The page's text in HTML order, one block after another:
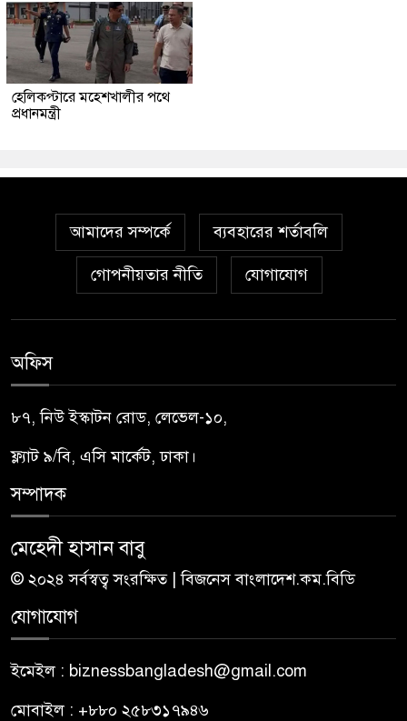
হেলিকপ্টারে মহেশখালীর পথে
প্রধানমন্ত্রী
আমাদের সম্পর্কে ব্যবহারের শর্তাবলি
গোপনীয়তার নীতি যোগাযোগ
অফিস
৮৭, নিউ ইস্কাটন রোড, লেভেল-১০,
ফ্ল্যাট ৯/বি, এসি মার্কেট, ঢাকা।
সম্পাদক
মেহেদী হাসান বাবু
© ২০২৪ সর্বস্বত্ব সংরক্ষিত | বিজনেস বাংলাদেশ.কম.বিডি
যোগাযোগ
ইমেইল : biznessbangladesh@gmail.com
মোবাইল : +৮৮০ ২৫৮৩১৭৯৪৬